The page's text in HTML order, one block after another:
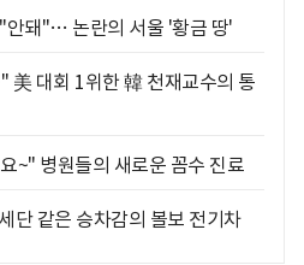
안돼"… 논란의 서울 '황금 땅'
대회 1위한 韓 천재교수의 통
~" 병원들의 새로운 꼼수 진료
단 같은 승차감의 볼보 전기차